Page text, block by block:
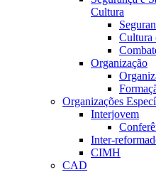
Cultura
Cultura
Organização
Organizações
Interjovem
Inter-
CIMH
CAD